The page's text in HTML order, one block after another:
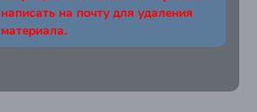
написать на почту для удаления
материала.